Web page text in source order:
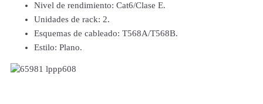
Nivel de rendimiento: Cat6/Clase E.
Unidades de rack: 2.
Esquemas de cableado: T568A/T568B.
Estilo: Plano.